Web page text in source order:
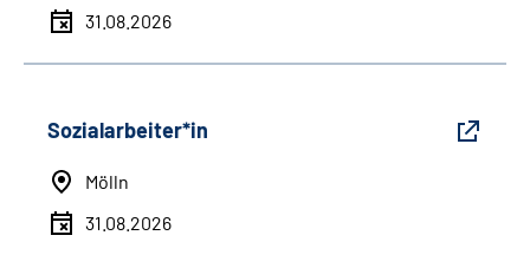
31.08.2026
Sozialarbeiter*in
Mölln
31.08.2026